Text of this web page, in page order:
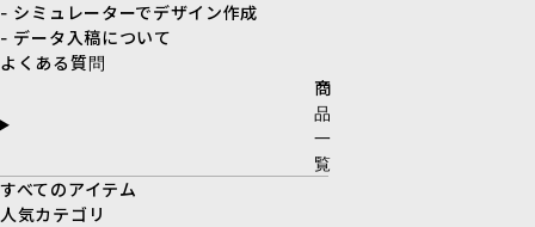
- シミュレーターでデザイン作成
- データ入稿について
よくある質問
商
品
一
覧
すべてのアイテム
人気カテゴリ